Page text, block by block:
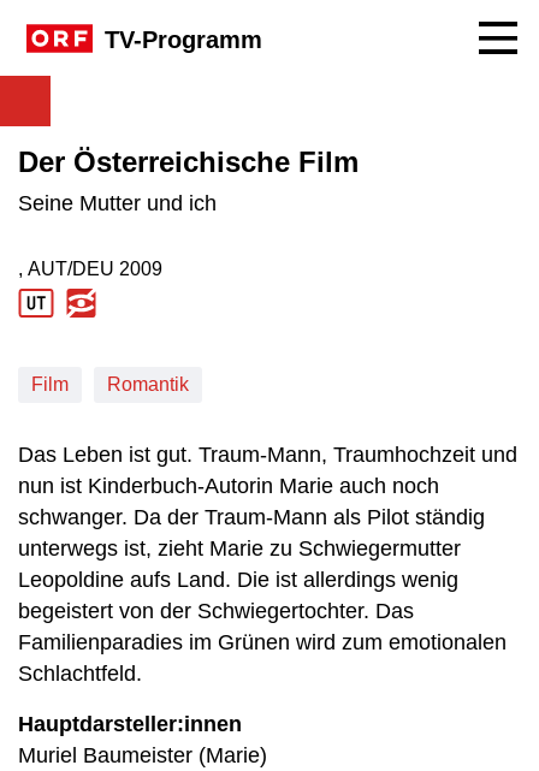
TV-Programm
Der Österreichische Film
Seine Mutter und ich
Produktionsland: AUT/DEU
, AUT/DEU
Produktionsjahr: 2009
2009
Film Romantik
Das Leben ist gut. Traum-Mann, Traumhochzeit und
nun ist Kinderbuch-Autorin Marie auch noch
schwanger. Da der Traum-Mann als Pilot ständig
unterwegs ist, zieht Marie zu Schwiegermutter
Leopoldine aufs Land. Die ist allerdings wenig
begeistert von der Schwiegertochter. Das
Familienparadies im Grünen wird zum emotionalen
Schlachtfeld.
Hauptdarsteller:innen
Muriel Baumeister (Marie)